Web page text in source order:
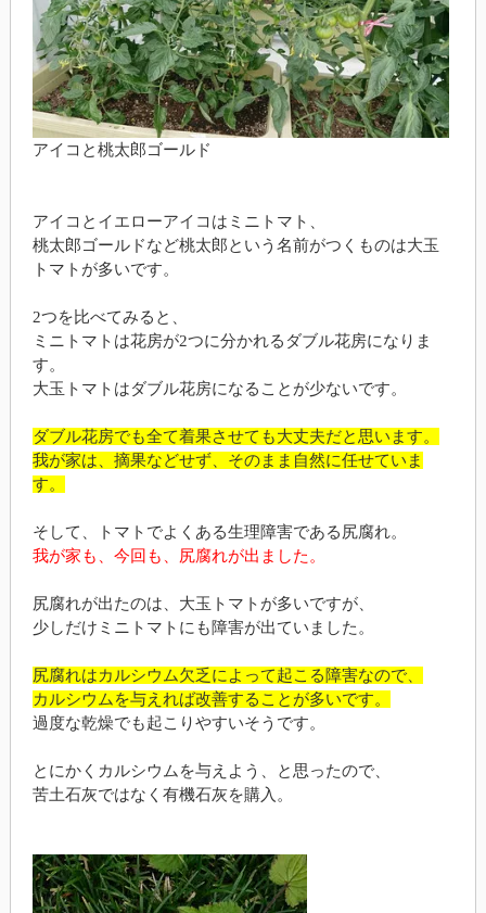
アイコと桃太郎ゴールド
アイコとイエローアイコはミニトマト、
桃太郎ゴールドなど桃太郎という名前がつくものは大玉
トマトが多いです。
2つを比べてみると、
ミニトマトは花房が2つに分かれるダブル花房になりま
す。
大玉トマトはダブル花房になることが少ないです。
ダブル花房でも全て着果させても大丈夫だと思います。
我が家は、摘果などせず、そのまま自然に任せていま
す。
そして、トマトでよくある生理障害である尻腐れ。
我が家も、今回も、尻腐れが出ました。
尻腐れが出たのは、大玉トマトが多いですが、
少しだけミニトマトにも障害が出ていました。
尻腐れはカルシウム欠乏によって起こる障害なので、
カルシウムを与えれば改善することが多いです。
過度な乾燥でも起こりやすいそうです。
とにかくカルシウムを与えよう、と思ったので、
苦土石灰ではなく有機石灰を購入。